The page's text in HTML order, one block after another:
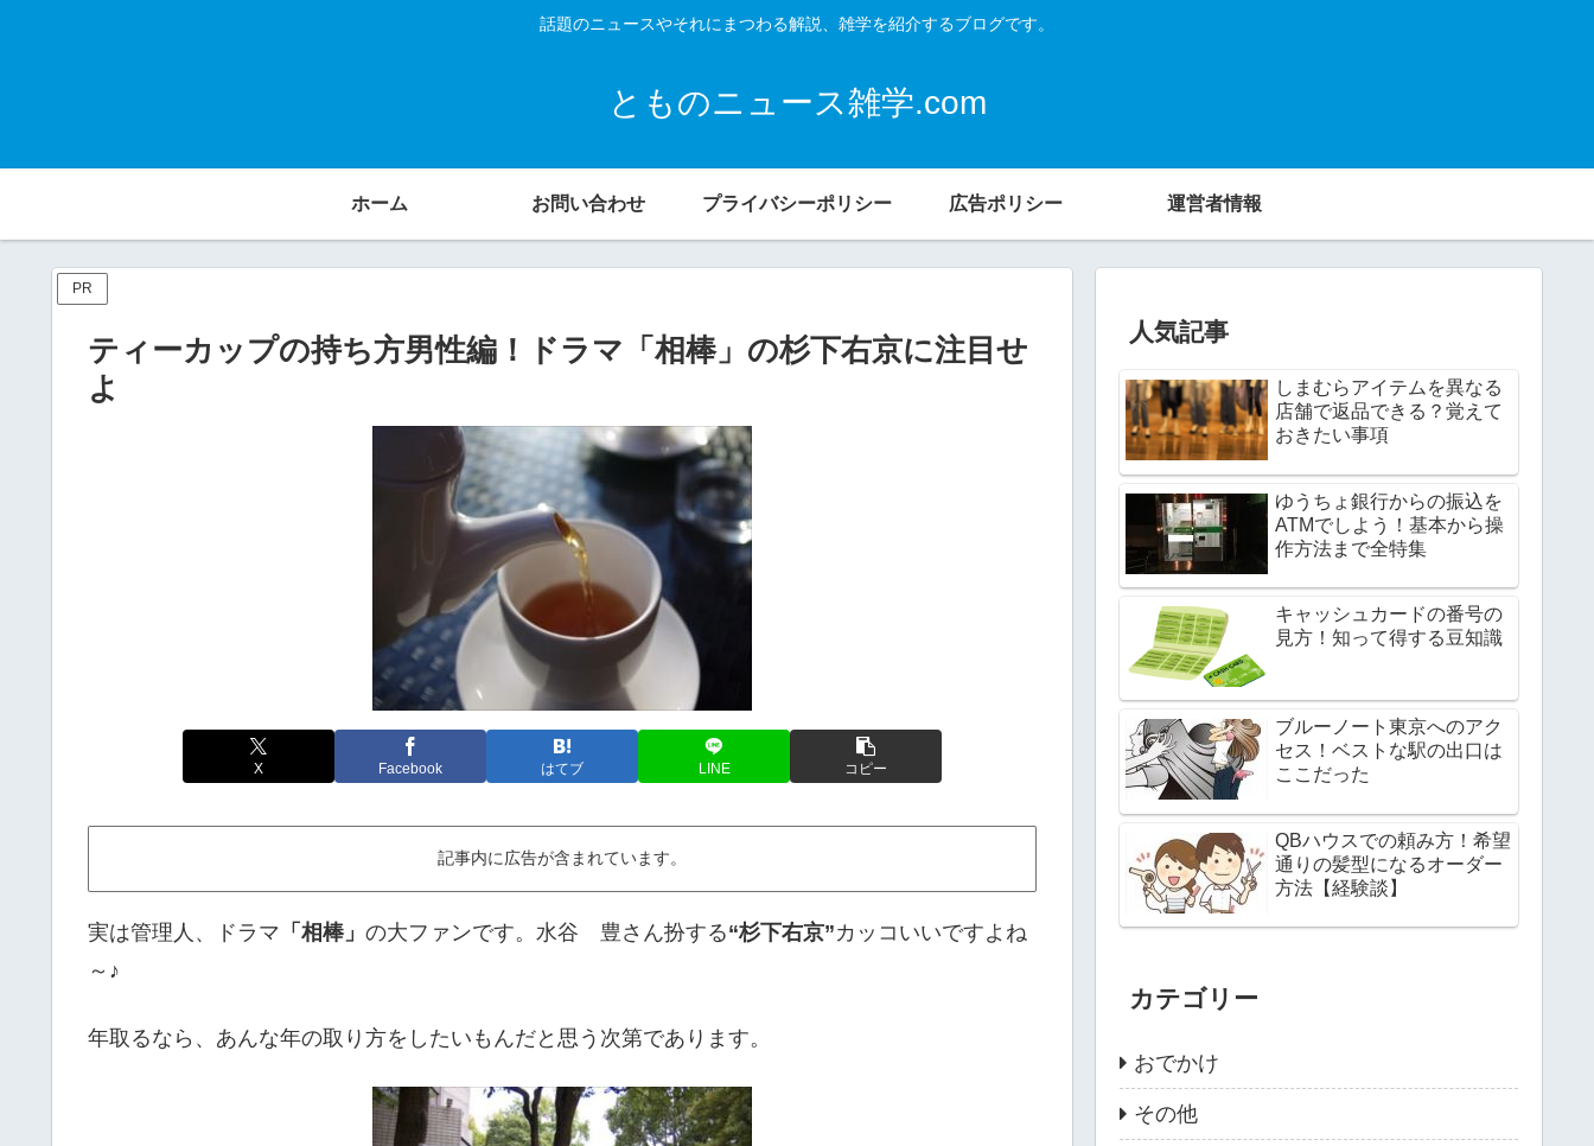
話題のニュースやそれにまつわる解説、雑学を紹介するブログです。
とものニュース雑学.com
ホーム お問い合わせ プライバシーポリシー 広告ポリシー 運営者情報
PR
ティーカップの持ち方男性編！ドラマ「相棒」の杉下右京に注目せ
よ
X Facebook はてブ LINE コピー
記事内に広告が含まれています。
実は管理人、ドラマ 「相棒」 の大ファンです。水谷 豊さん扮する“杉下右京”カッコいいですよね
～♪
年取るなら、あんな年の取り方をしたいもんだと思う次第であります。
人気記事
しまむらアイテムを異なる
店舗で返品できる？覚えて
おきたい事項
ゆうちょ銀行からの振込を
ATMでしよう！基本から操
作方法まで全特集
キャッシュカードの番号の
見方！知って得する豆知識
ブルーノート東京へのアク
セス！ベストな駅の出口は
ここだった
QBハウスでの頼み方！希望
通りの髪型になるオーダー
方法【経験談】
カテゴリー
おでかけ
その他